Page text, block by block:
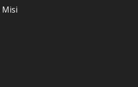
Misi